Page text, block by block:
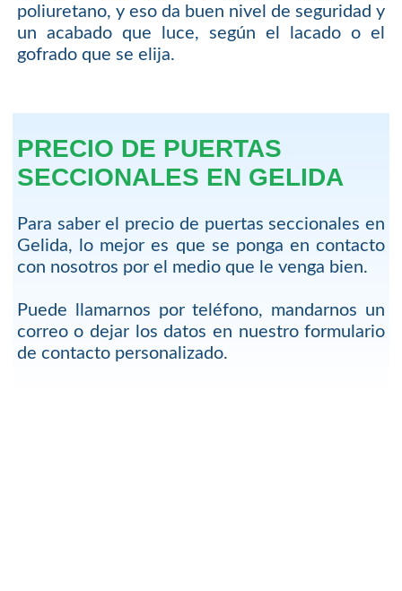
poliuretano, y eso da buen nivel de seguridad y
un acabado que luce, según el lacado o el
gofrado que se elija.
PRECIO DE PUERTAS
SECCIONALES EN GELIDA
Para saber el precio de puertas seccionales en
Gelida, lo mejor es que se ponga en contacto
con nosotros por el medio que le venga bien.
Puede llamarnos por teléfono, mandarnos un
correo o dejar los datos en nuestro formulario
de contacto personalizado.